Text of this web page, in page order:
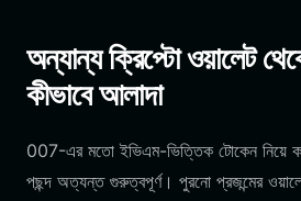
অন্যান্য ক্রিপ্টো ওয়ালেট
কীভাবে আলাদা
007-এর মতো ইভিএম-ভিত্তিক টোকেন নিয়ে
পছন্দ অত্যন্ত গুরুত্বপূর্ণ। পুরনো প্রজন্মের